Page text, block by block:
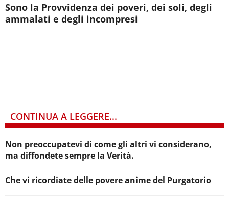
Sono la Provvidenza dei poveri, dei soli, degli
ammalati e degli incompresi
CONTINUA A LEGGERE...
Non preoccupatevi di come gli altri vi considerano,
ma diffondete sempre la Verità.
Che vi ricordiate delle povere anime del Purgatorio